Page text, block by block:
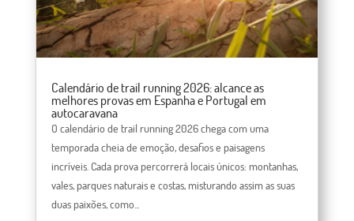
Calendário de trail running 2026: alcance as
melhores provas em Espanha e Portugal em
autocaravana
O calendário de trail running 2026 chega com uma
temporada cheia de emoção, desafios e paisagens
incríveis. Cada prova percorrerá locais únicos: montanhas,
vales, parques naturais e costas, misturando assim as suas
duas paixões, como...